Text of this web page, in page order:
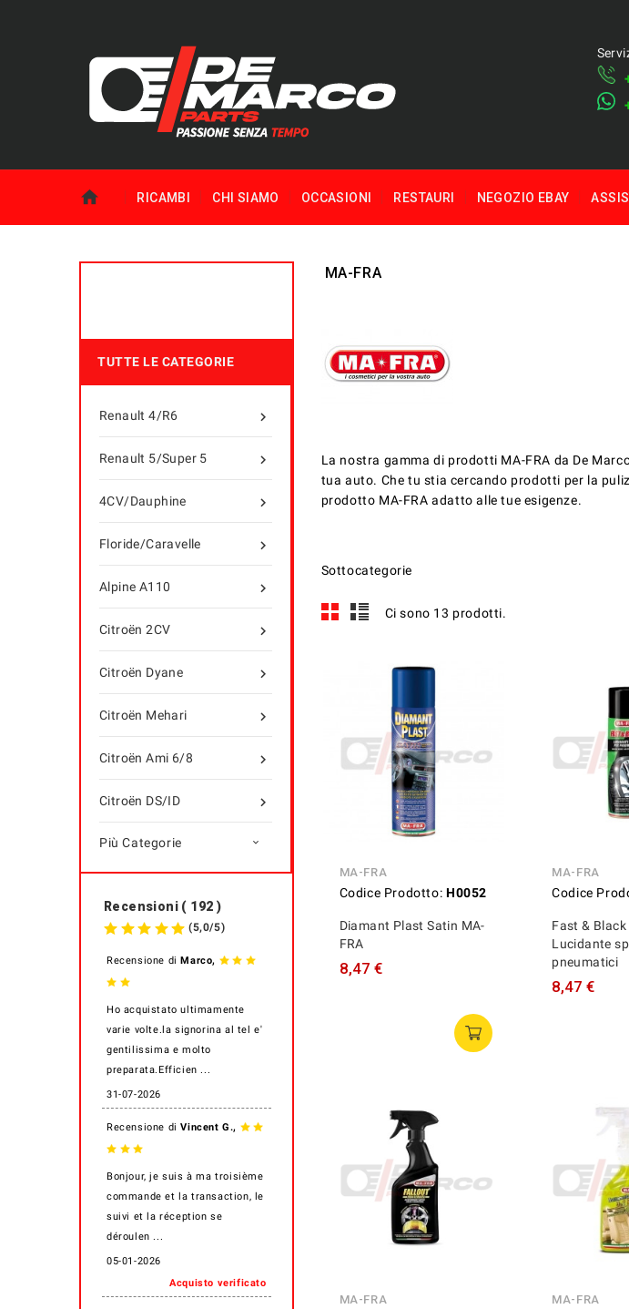
RICAMBI CHI SIAMO OCCASIONI RESTAURI NEGOZIO EBAY
TUTTE LE CATEGORIE

Renault 4/R6

Renault 5/Super 5

4CV/Dauphine

Floride/Caravelle

Alpine A110

Citroën 2CV

Citroën Dyane

Citroën Mehari

Citroën Ami 6/8

Citroën DS/ID
Più Categorie 
Recensioni ( 192 )
(5,0/5)
Recensione diMarco,
Ho acquistato ultimamente
varie volte.la signorina al tel e'
gentilissima e molto
preparata.Efficien ...
31-07-2026
Recensione diVincent G.,
Bonjour, je suis à ma troisième
commande et la transaction, le
suivi et la réception se
déroulen ...
05-01-2026
Acquisto verificato
MA-FRA
La nostra gamma di prodotti MA-FRA da De
tua auto. Che tu stia cercando prodotti per la
prodotto MA-FRA adatto alle tue esigenze.
Sottocategorie
Ci sono 13 prodotti.
MA-FRA
Codice Prodotto: H0052
Diamant Plast Satin MA-
FRA
8,47 €
MA-FRA
Codice
Fast & Black
Lucidante
pneumatici
8,47 €
MA-FRA MA-FRA